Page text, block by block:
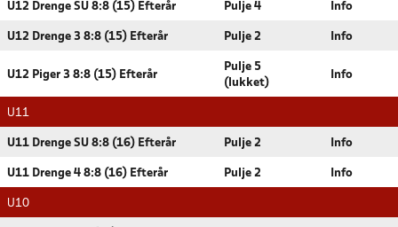
U12 Drenge SU 8:8 (15) Efterår Pulje 4 Info
U12 Drenge 3 8:8 (15) Efterår Pulje 2 Info
U12 Piger 3 8:8 (15) Efterår
Pulje 5
(lukket)
Info
U11
U11 Drenge SU 8:8 (16) Efterår Pulje 2 Info
U11 Drenge 4 8:8 (16) Efterår Pulje 2 Info
U10